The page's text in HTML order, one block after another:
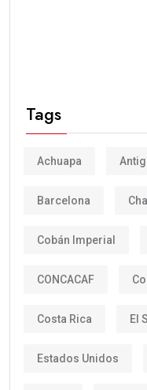
Tags
Achuapa
Barcelona
Cobán Imperial
CONCACAF
Costa Rica El
Estados Unidos